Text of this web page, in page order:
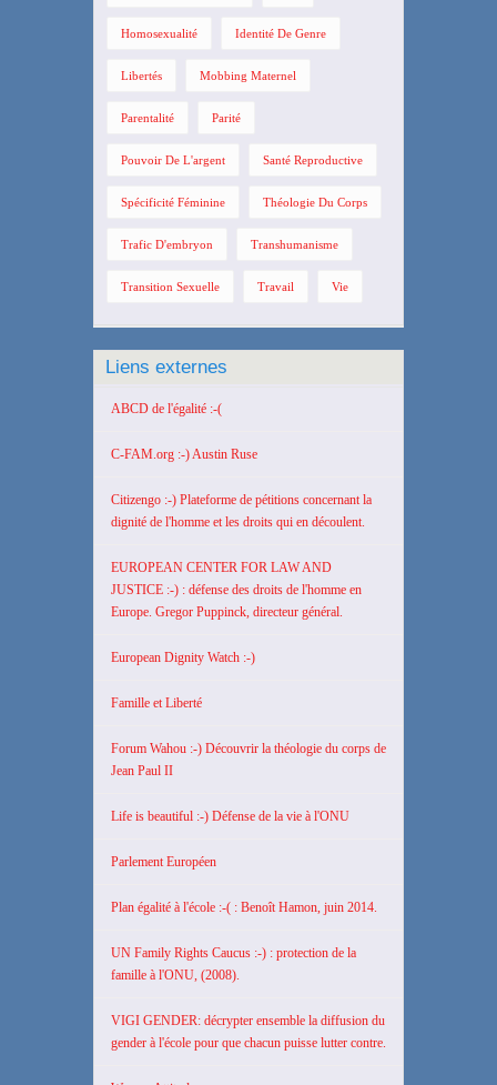
Homosexualité Identité De Genre
Libertés Mobbing Maternel
Parentalité Parité
Pouvoir De L'argent Santé Reproductive
Spécificité Féminine Théologie Du Corps
Trafic D'embryon Transhumanisme
Transition Sexuelle Travail Vie
Liens externes
ABCD de l'égalité :-(
C-FAM.org :-) Austin Ruse
Citizengo :-) Plateforme de pétitions concernant la
dignité de l'homme et les droits qui en découlent.
EUROPEAN CENTER FOR LAW AND
JUSTICE :-) : défense des droits de l'homme en
Europe. Gregor Puppinck, directeur général.
European Dignity Watch :-)
Famille et Liberté
Forum Wahou :-) Découvrir la théologie du corps de
Jean Paul II
Life is beautiful :-) Défense de la vie à l'ONU
Parlement Européen
Plan égalité à l'école :-( : Benoît Hamon, juin 2014.
UN Family Rights Caucus :-) : protection de la
famille à l'ONU, (2008).
VIGI GENDER: décrypter ensemble la diffusion du
gender à l'école pour que chacun puisse lutter contre.